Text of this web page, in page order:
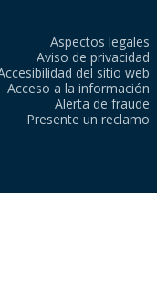
Aspectos legales
Aviso de privacidad
del sitio web
Acceso a la información
Alerta de fraude
Presente un reclamo